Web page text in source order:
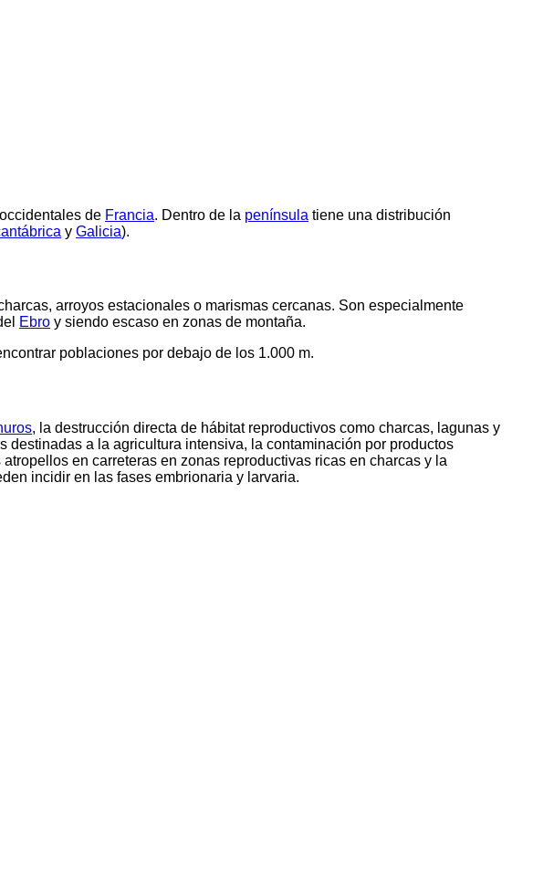
de Francia. Dentro de la península tiene una distribución
y Galicia).
arroyos estacionales o marismas cercanas. Son especialmente
Ebro y siendo escaso en zonas de montaña.
poblaciones por debajo de los 1.000 m.
, la destrucción directa de hábitat reproductivos como charcas, lagunas y
a la agricultura intensiva, la contaminación por productos
en carreteras en zonas reproductivas ricas en charcas y la
incidir en las fases embrionaria y larvaria.